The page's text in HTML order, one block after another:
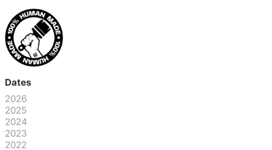
Dates
2026
2025
2024
2023
2022